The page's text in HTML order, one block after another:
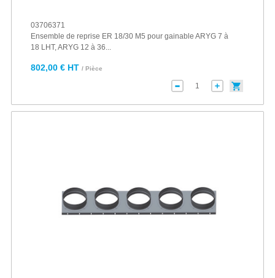
03706371
Ensemble de reprise ER 18/30 M5 pour gainable ARYG 7 à
18 LHT, ARYG 12 à 36...
802,00 € HT / Pièce